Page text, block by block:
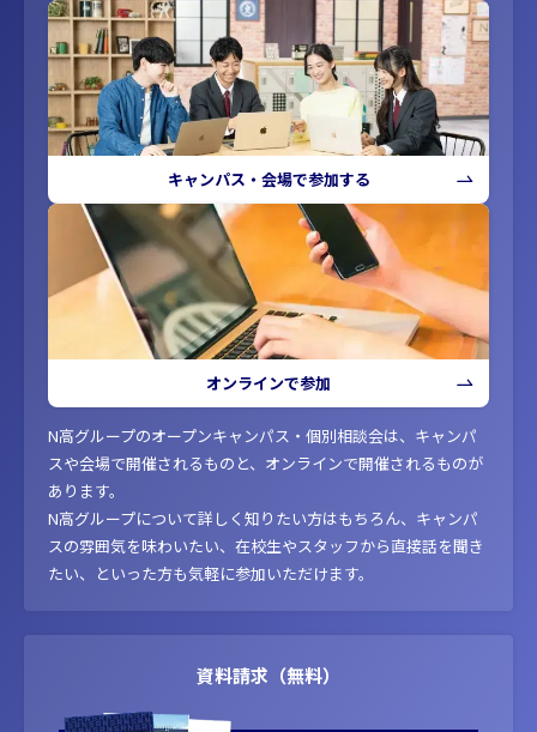
キャンパス・会場で参加する
オンラインで参加
N高グループのオープンキャンパス・個別相談会は、キャンパ
スや会場で開催されるものと、オンラインで開催されるものが
あります。
N高グループについて詳しく知りたい方はもちろん、キャンパ
スの雰囲気を味わいたい、在校生やスタッフから直接話を聞き
たい、といった方も気軽に参加いただけます。
資料請求（無料）